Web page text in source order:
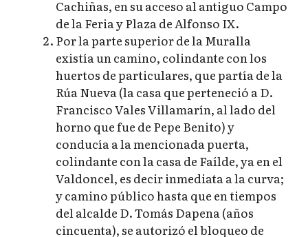
Cachiñas, en su acceso al antiguo Campo
de la Feria y Plaza de Alfonso IX.
Por la parte superior de la Muralla
existía un camino, colindante con los
huertos de particulares, que partía de la
Rúa Nueva (la casa que perteneció a D.
Francisco Vales Villamarín, al lado del
horno que fue de Pepe Benito) y
conducía a la mencionada puerta,
colindante con la casa de Faílde, ya en el
Valdoncel, es decir inmediata a la curva;
y camino público hasta que en tiempos
del alcalde D. Tomás Dapena (años
cincuenta), se autorizó el bloqueo de